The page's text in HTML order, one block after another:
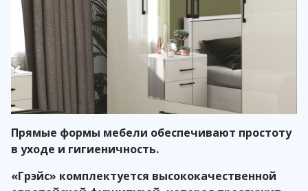
Прямые формы мебели обеспечивают простоту
в уходе и гигиеничность.
«Грэйс» комплектуется высококачественной